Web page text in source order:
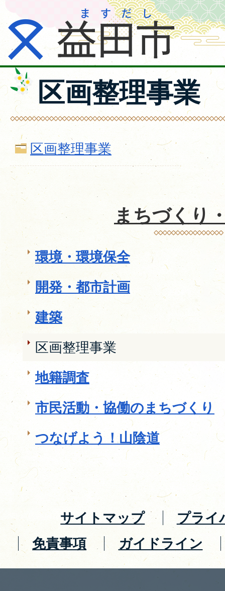
区画整理事業
区画整理事業
まちづくり
環境・環境保全
開発・都市計画
建築
区画整理事業
地籍調査
市民活動・協働のまちづくり
つなげよう！山陰道
サイトマップ
プライ
免責事項
ガイドライン